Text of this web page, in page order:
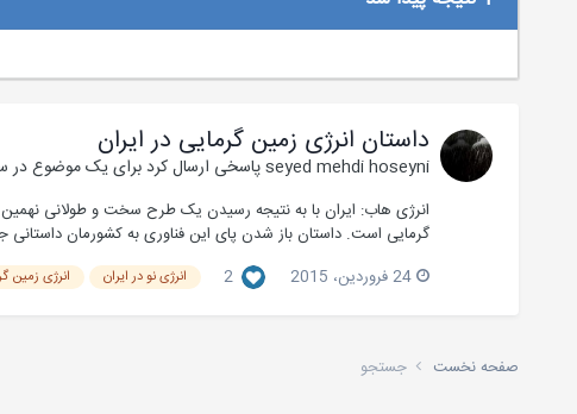
داستان انرژی زمین گرمایی در ایران
seyed mehdi hoseyniپاسخی ارسال کرد برای یک موضوع در
انرژی هاب: ایران با به نتیجه رسیدن یک طرح سخت و طولانی نهمین
گرمایی است. داستان باز شدن پای این فناوری به کشورمان
24 فروردین، 2015
2 انرژی نو در ایران انرژی زمین
صفحه نخست جستجو